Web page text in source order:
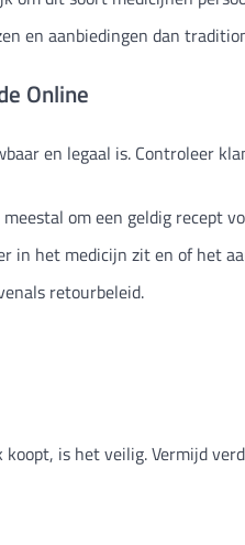
en aanbiedingen dan
Online
en legaal is. Controleer
om een geldig recept
in het medicijn zit en of het
retourbeleid.
is het veilig. Vermijd